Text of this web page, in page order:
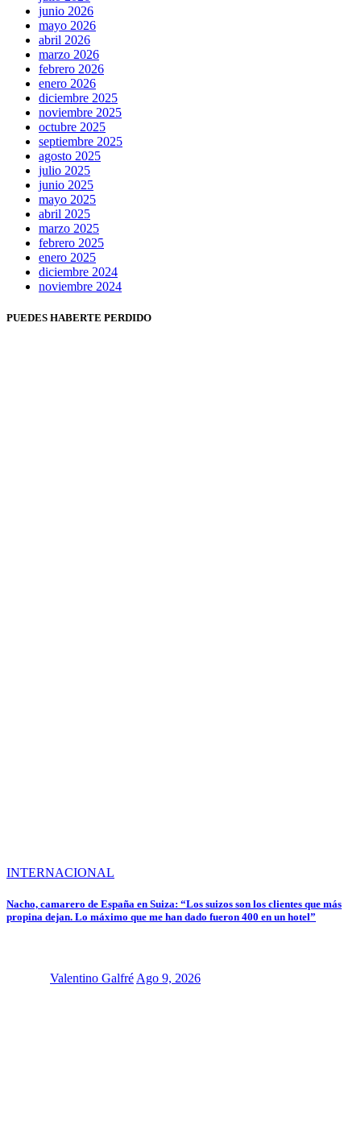
junio 2026
mayo 2026
abril 2026
marzo 2026
febrero 2026
enero 2026
diciembre 2025
noviembre 2025
octubre 2025
septiembre 2025
agosto 2025
julio 2025
junio 2025
mayo 2025
abril 2025
marzo 2025
febrero 2025
enero 2025
diciembre 2024
noviembre 2024
PUEDES HABERTE PERDIDO
INTERNACIONAL
Nacho, camarero de España en Suiza: “Los suizos son los clientes que más
propina dejan. Lo máximo que me han dado fueron 400 en un hotel”
Valentino Galfré Ago 9, 2026